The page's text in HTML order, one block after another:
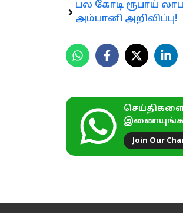
பல கோடி ரூபாய்
அம்பானி அறிவிப்பு!
Join Our